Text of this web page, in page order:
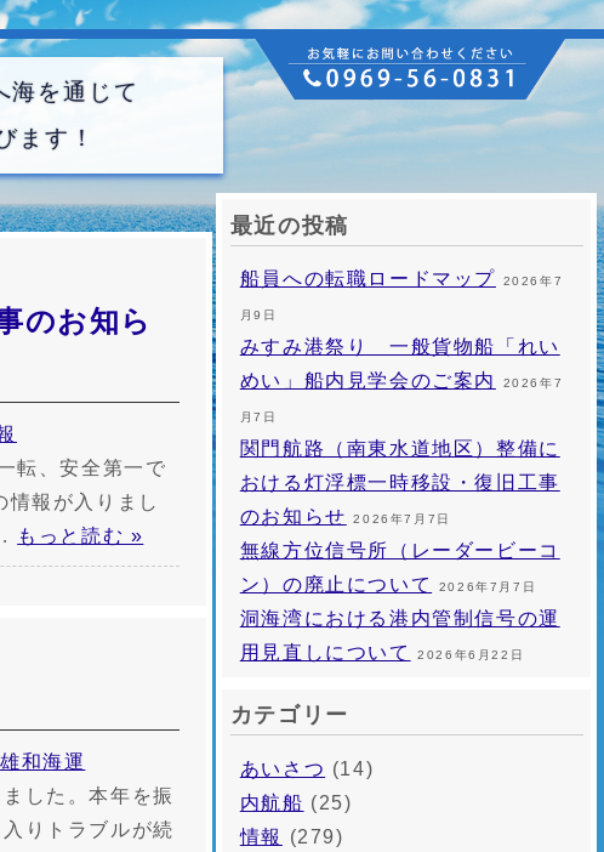
海を通じて
ます！
のお知ら
転、安全第一で
報が入りまし
もっと読む »
雄和海運
した。本年を振
りトラブルが続
最近の投稿
船員への転職ロードマップ 2026年7
月9日
みすみ港祭り 一般貨物船「れい
めい」船内見学会のご案内
2026年7
月7日
関門航路（南東水道地区）整備に
おける灯浮標一時移設・復旧工事
のお知らせ
2026年7月7日
無線方位信号所（レーダービーコ
ン）の廃止について
2026年7月7日
洞海湾における港内管制信号の運
用見直しについて
2026年6月22日
カテゴリー
あいさつ (14)
内航船 (25)
情報
(279)